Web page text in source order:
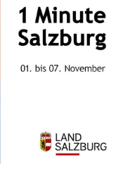
Pressegesprächs.